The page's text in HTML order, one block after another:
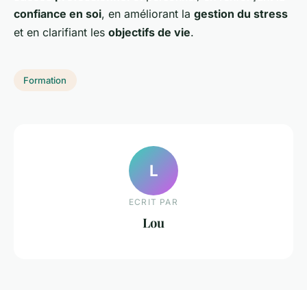
confiance en soi, en améliorant la gestion du stress
et en clarifiant les objectifs de vie.
Formation
L
ECRIT PAR
Lou